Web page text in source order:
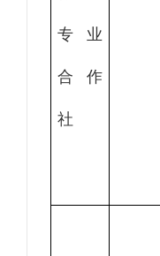
专业
合作
社